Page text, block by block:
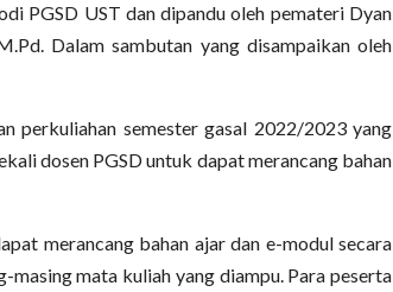
PGSD UST dan dipandu oleh pemateri Dyan
Dalam sambutan yang disampaikan oleh
perkuliahan semester gasal 2022/2023 yang
dosen PGSD untuk dapat merancang bahan
merancang bahan ajar dan e-modul secara
mata kuliah yang diampu. Para peserta